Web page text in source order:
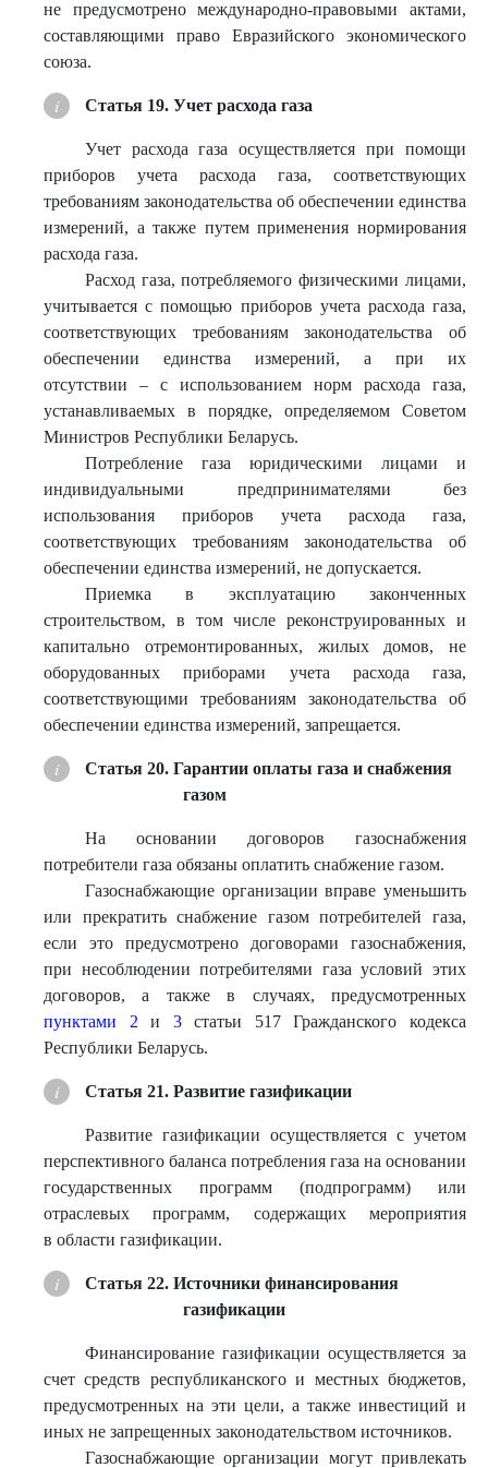
не предусмотрено международно-правовыми актами,
составляющими право Евразийского экономического
союза.
Статья 19. Учет расхода газа
Учет расхода газа осуществляется при помощи
приборов учета расхода газа, соответствующих
требованиям законодательства об обеспечении единства
измерений, а также путем применения нормирования
расхода газа.
Расход газа, потребляемого физическими лицами,
учитывается с помощью приборов учета расхода газа,
соответствующих требованиям законодательства об
обеспечении единства измерений, а при их
отсутствии – с использованием норм расхода газа,
устанавливаемых в порядке, определяемом Советом
Министров Республики Беларусь.
Потребление газа юридическими лицами и
индивидуальными предпринимателями без
использования приборов учета расхода газа,
соответствующих требованиям законодательства об
обеспечении единства измерений, не допускается.
Приемка в эксплуатацию законченных
строительством, в том числе реконструированных и
капитально отремонтированных, жилых домов, не
оборудованных приборами учета расхода газа,
соответствующими требованиям законодательства об
обеспечении единства измерений, запрещается.
Статья 20. Гарантии оплаты газа и снабжения
газом
На основании договоров газоснабжения
потребители газа обязаны оплатить снабжение газом.
Газоснабжающие организации вправе уменьшить
или прекратить снабжение газом потребителей газа,
если это предусмотрено договорами газоснабжения,
при несоблюдении потребителями газа условий этих
договоров, а также в случаях, предусмотренных
пунктами 2 и 3статьи 517 Гражданского кодекса
Республики Беларусь.
Статья 21. Развитие газификации
Развитие газификации осуществляется с учетом
перспективного баланса потребления газа на основании
государственных программ (подпрограмм) или
отраслевых программ, содержащих мероприятия
в области газификации.
Статья 22. Источники финансирования
газификации
Финансирование газификации осуществляется за
счет средств республиканского и местных бюджетов,
предусмотренных на эти цели, а также инвестиций и
иных не запрещенных законодательством источников.
Газоснабжающие организации могут привлекать